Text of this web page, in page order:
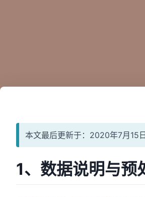
本文最后更新于：2020年7月15
1、数据说明与预